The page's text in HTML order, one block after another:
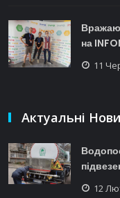
на
11
Актуальні
12